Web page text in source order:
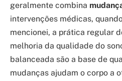
geralmente combina
intervenções médicas,
mencionei, a prática regular
melhoria da qualidade do
balanceada são a base de
mudanças ajudam o corpo a